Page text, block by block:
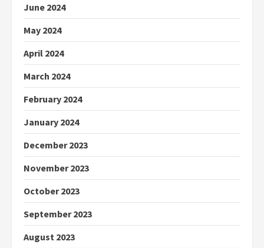
June 2024
May 2024
April 2024
March 2024
February 2024
January 2024
December 2023
November 2023
October 2023
September 2023
August 2023